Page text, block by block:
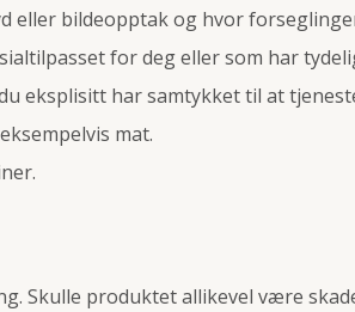
eller bildeopptak og hvor
for deg eller som har
eksplisitt har samtykket til at
mat.
Skulle produktet allikevel være